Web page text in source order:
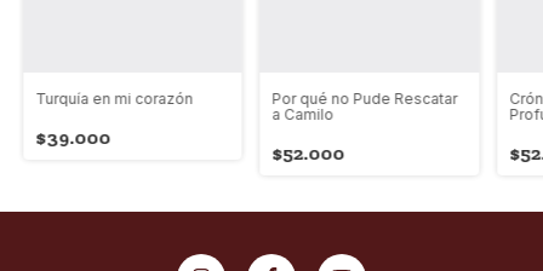
Turquía en mi corazón
$39.000
Por qué no Pude Rescatar
a Camilo
$52.000